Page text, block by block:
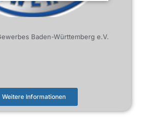
Baden-Württemberg e.V.
Weitere Informationen